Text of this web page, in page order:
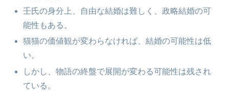
壬氏の身分上、自由な結婚は難しく、政略結婚の可
能性もある。
猫猫の価値観が変わらなければ、結婚の可能性は低
い。
しかし、物語の終盤で展開が変わる可能性は残され
ている。